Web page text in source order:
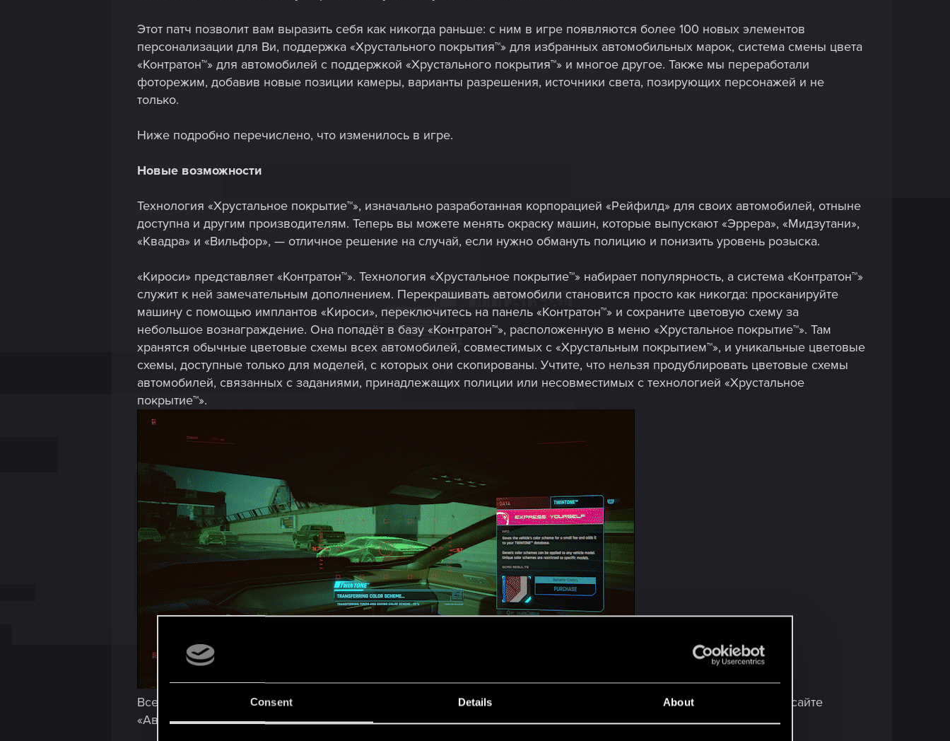
Consent Details About
Этот патч позволит вам выразить себя как никогда раньше: с ним в игре появляются более 100 новых элементов
персонализации для Ви, поддержка «Хрустального покрытия™» для избранных автомобильных марок, система смены цвета
«Контратон™» для автомобилей с поддержкой «Хрустального покрытия™» и многое другое. Также мы переработали
фоторежим, добавив новые позиции камеры, варианты разрешения, источники света, позирующих персонажей и не
только.
Ниже подробно перечислено, что изменилось в игре.
Новые возможности
Технология «Хрустальное покрытие™», изначально разработанная корпорацией «Рейфилд» для своих автомобилей, отныне
доступна и другим производителям. Теперь вы можете менять окраску машин, которые выпускают «Эррера», «Мидзутани»,
«Квадра» и «Вильфор», — отличное решение на случай, если нужно обмануть полицию и понизить уровень розыска.
«Кироси» представляет «Контратон™». Технология «Хрустальное покрытие™» набирает популярность, а система «Контратон™»
служит к ней замечательным дополнением. Перекрашивать автомобили становится просто как никогда: просканируйте
машину с помощью имплантов «Кироси», переключитесь на панель «Контратон™» и сохраните цветовую схему за
небольшое вознаграждение. Она попадёт в базу «Контратон™», расположенную в меню «Хрустальное покрытие™». Там
хранятся обычные цветовые схемы всех автомобилей, совместимых с «Хрустальным покрытием™», и уникальные цветовые
схемы, доступные только для моделей, с которых они скопированы. Учтите, что нельзя продублировать цветовые схемы
автомобилей, связанных с заданиями, принадлежащих полиции или несовместимых с технологией «Хрустальное
покрытие™».
Все транспортные средства, совместимые с системами «Хрустальное покрытие™» и «Контратон™», помечены на сайте
«Автофиксер» значком баллончика с краской.